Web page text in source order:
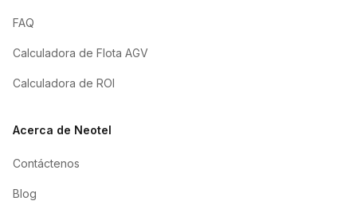
FAQ
Calculadora de Flota AGV
Calculadora de ROI
Acerca de Neotel
Contáctenos
Blog